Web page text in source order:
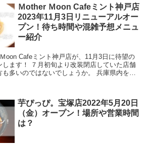
Ｍother Ｍoon Cafeミント神戸店
2023年11月3日リニューアルオー
プン！待ち時間や混雑予想メニュ
ー紹介
oon Cafeミント神戸店が、11月3日に待望の
します！ ７月初旬より改装閉店していた店舗
多いのではないでしょうか。 兵庫県内を中
芋ぴっぴ。宝塚店2022年5月20日
（金）オープン！場所や営業時間
は？